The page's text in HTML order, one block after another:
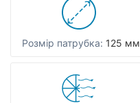
Розмір патрубка: 125 мм